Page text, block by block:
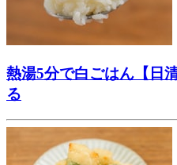
熱湯5分で白ごはん【日
る